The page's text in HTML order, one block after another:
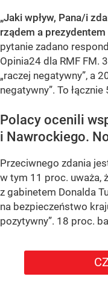
„Jaki wpływ, Pana/i
rządem a
pytanie zadano
Opinia24 dla RMF FM.
„raczej negatywny”, a
negatywny”. To
Polacy ocenili
i Nawrockiego.
Przeciwnego zdania
w tym 11 proc. uważa,
z gabinetem Donalda
na bezpieczeństwo
pozytywny”. 18 proc.